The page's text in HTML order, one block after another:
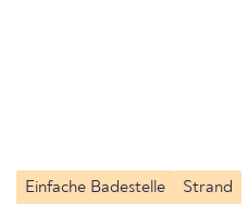
Einfache Badestelle Strand